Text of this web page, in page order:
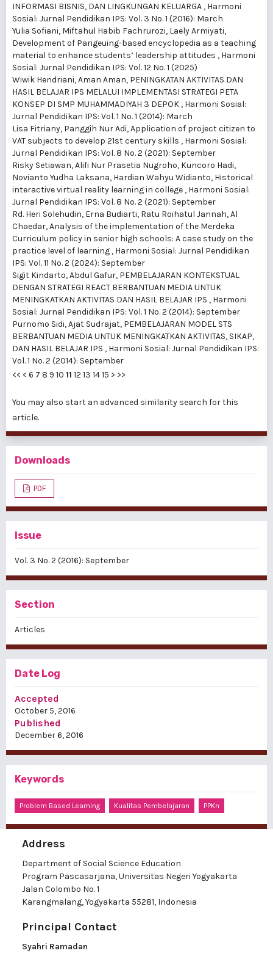
INFORMASI BISNIS, DAN LINGKUNGAN KELUARGA , Harmoni
Sosial: Jurnal Pendidikan IPS: Vol. 3 No. 1 (2016): March
Yulia Sofiani, Miftahul Habib Fachrurozi, Laely Armiyati,
Development of Parigeuing-based encyclopedia as a teaching
material to enhance students’ leadership attitudes , Harmoni
Sosial: Jurnal Pendidikan IPS: Vol. 12 No. 1 (2025)
Wiwik Hendriani, Aman Aman, PENINGKATAN AKTIVITAS DAN
HASIL BELAJAR IPS MELALUI IMPLEMENTASI STRATEGI PETA
KONSEP DI SMP MUHAMMADIYAH 3 DEPOK , Harmoni Sosial:
Jurnal Pendidikan IPS: Vol. 1 No. 1 (2014): March
Lisa Fitriany, Panggih Nur Adi,Application of project citizen to
VAT subjects to develop 21st century skills , Harmoni Sosial:
Jurnal Pendidikan IPS: Vol. 8 No. 2 (2021): September
Risky Setiawan, Alifi Nur Prasetia Nugroho, Kuncoro Hadi,
Novianto Yudha Laksana, Hardian Wahyu Widianto, Historical
interactive virtual reality learning in college , Harmoni Sosial:
Jurnal Pendidikan IPS: Vol. 8 No. 2 (2021): September
Rd. Heri Solehudin, Erna Budiarti, Ratu Roihatul Jannah, Al
Chaedar,Analysis of the implementation of the Merdeka
Curriculum policy in senior high schools: A case study on the
practice level of learning , Harmoni Sosial: Jurnal Pendidikan
IPS: Vol. 11 No. 2 (2024): September
Sigit Kindarto, Abdul Gafur, PEMBELAJARAN KONTEKSTUAL
DENGAN STRATEGI REACT BERBANTUAN MEDIA UNTUK
MENINGKATKAN AKTIVITAS DAN HASIL BELAJAR IPS , Harmoni
Sosial: Jurnal Pendidikan IPS: Vol. 1 No. 2 (2014): September
Purnomo Sidi, Ajat Sudrajat, PEMBELAJARAN MODEL STS
BERBANTUAN MEDIA UNTUK MENINGKATKAN AKTIVITAS, SIKAP,
DAN HASIL BELAJAR IPS , Harmoni Sosial: Jurnal Pendidikan IPS:
Vol. 1 No. 2 (2014): September
<< < 6 7 8 9 10 11 12 13 1415 > >>
You may also start an advanced similarity search for this
article.
Downloads
PDF
Issue
Vol. 3 No. 2 (2016): September
Section
Articles
Date Log
Accepted
October 5, 2016
Published
December 6, 2016
Keywords
Problem Based Learning Kualitas Pembelajaran PPKn
Address
Department of Social Science Education
Program Pascasarjana, Universitas Negeri Yogyakarta
Jalan Colombo No. 1
Karangmalang, Yogyakarta 55281, Indonesia
Principal Contact
Syahri Ramadan